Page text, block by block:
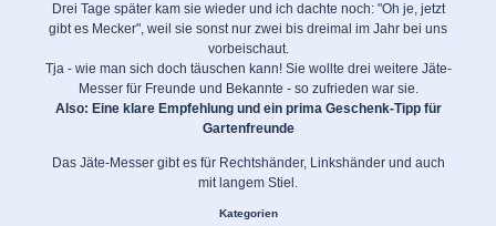
Drei Tage später kam sie wieder und ich dachte noch: "Oh je, jetzt
gibt es Mecker", weil sie sonst nur zwei bis dreimal im Jahr bei uns
vorbeischaut.
Tja - wie man sich doch täuschen kann! Sie wollte drei weitere Jäte-
Messer für Freunde und Bekannte - so zufrieden war sie.
Also: Eine klare Empfehlung und ein prima Geschenk-Tipp für
Gartenfreunde
Das Jäte-Messer gibt es für Rechtshänder, Linkshänder und auch
mit langem Stiel.
Kategorien